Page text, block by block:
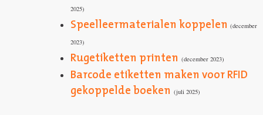
2025)
Speelleermaterialen koppelen (december
2023)
Rugetiketten printen (december 2023)
Barcode etiketten maken voor RFID
gekoppelde boeken (juli 2025)